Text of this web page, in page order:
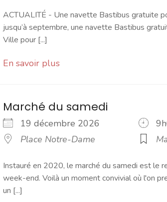
ACTUALITÉ - Une navette Bastibus gratuite
jusqu’à septembre, une navette Bastibus
Ville pour [...]
En savoir plus
Marché du samedi
19 décembre 2026
Place Notre-Dame
Instauré en 2020, le marché du samedi est le
week-end. Voilà un moment convivial où l'on
un [...]